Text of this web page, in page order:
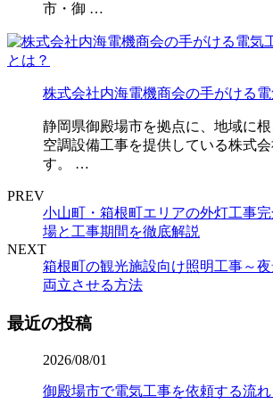
市・御 …
株式会社内海電機商会の手がける
静岡県御殿場市を拠点に、地域に根
空調設備工事を提供している株式
す。 …
PREV
小山町・箱根町エリアの外灯工事
場と工事期間を徹底解説
NEXT
箱根町の観光施設向け照明工事～
両立させる方法
最近の投稿
2026/08/01
御殿場市で電気工事を依頼する流